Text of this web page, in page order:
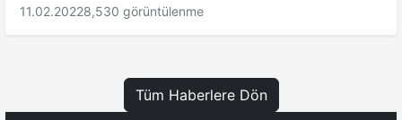
11.02.20228,530 görüntülenme
Tüm Haberlere Dön